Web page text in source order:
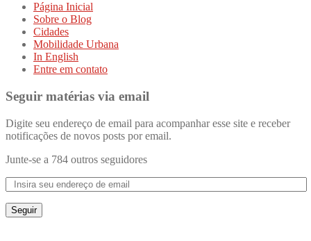
Página Inicial
Sobre o Blog
Cidades
Mobilidade Urbana
In English
Entre em contato
Seguir matérias via email
Digite seu endereço de email para acompanhar esse site e receber
notificações de novos posts por email.
Junte-se a 784 outros seguidores
Seguir